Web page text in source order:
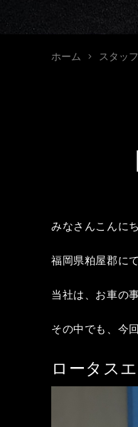
ホーム スタッ
みなさんこんに
福岡県粕屋郡に
当社は、お車の
その中でも、今
ロータス